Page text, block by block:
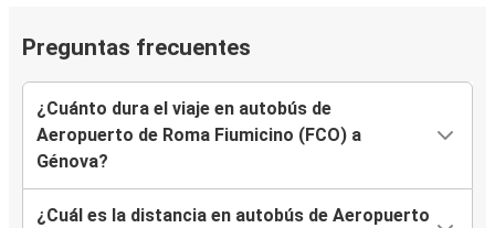
Preguntas frecuentes
¿Cuánto dura el viaje en autobús de
Aeropuerto de Roma Fiumicino (FCO) a
Génova?
¿Cuál es la distancia en autobús de Aeropuerto